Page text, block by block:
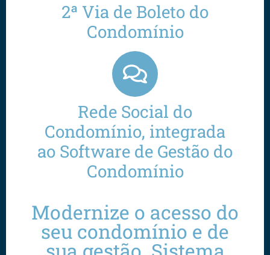
2ª Via de Boleto do
Condomínio
Rede Social do
Condomínio, integrada
ao Software de Gestão do
Condomínio
Modernize o acesso do
seu condomínio e de